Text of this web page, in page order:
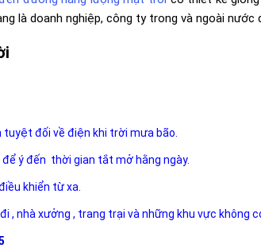
là doanh nghiệp, công ty trong và ngoài nước
đối về điện khi trời mưa bão.
ý đến thời gian tắt mở hằng ngày.
khiển từ xa.
nhà xưởng , trang trại và những khu vực không